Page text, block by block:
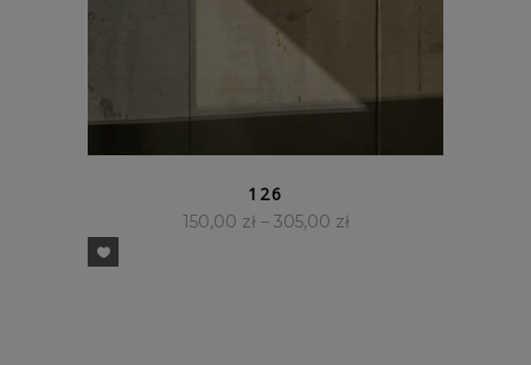
126
150,00 zł – 305,00 zł